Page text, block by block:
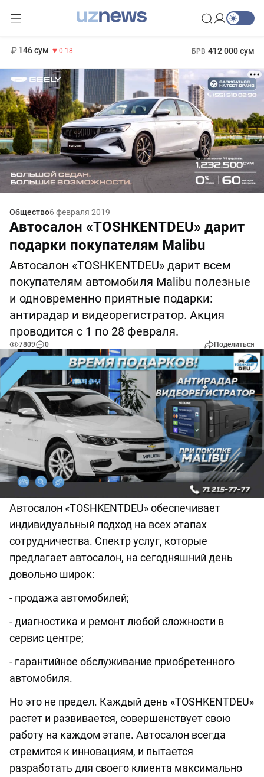
146 сум -0.18 БРВ 412 000 сум
Общество6 февраля 2019
Автосалон «TOSHKENTDEU» дарит
подарки покупателям Malibu
Автосалон «TOSHKENTDEU» дарит всем
покупателям автомобиля Malibu полезные
и одновременно приятные подарки:
антирадар и видеорегистратор. Акция
проводится с 1 по 28 февраля.
7809 0 Поделиться
Автосалон «TOSHKENTDEU» обеспечивает
индивидуальный подход на всех этапах
сотрудничества. Спектр услуг, которые
предлагает автосалон, на сегодняшний день
довольно широк:
- продажа автомобилей;
- диагностика и ремонт любой сложности в
сервис центре;
- гарантийное обслуживание приобретенного
автомобиля.
Но это не предел. Каждый день «TOSHKENTDEU»
растет и развивается, совершенствует свою
работу на каждом этапе. Автосалон всегда
стремится к инновациям, и пытается
разработать для своего клиента максимально